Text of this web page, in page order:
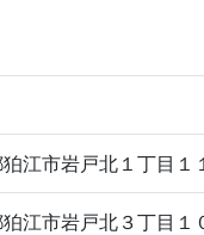
江市岩戸北１丁目１
江市岩戸北３丁目１